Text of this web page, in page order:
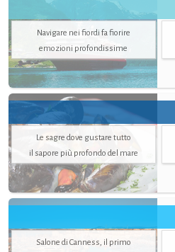
Navigare nei fiordi fa fiorire
emozioni profondissime
Le sagre dove gustare tutto
il sapore più profondo del mare
Salone di Canness, il primo